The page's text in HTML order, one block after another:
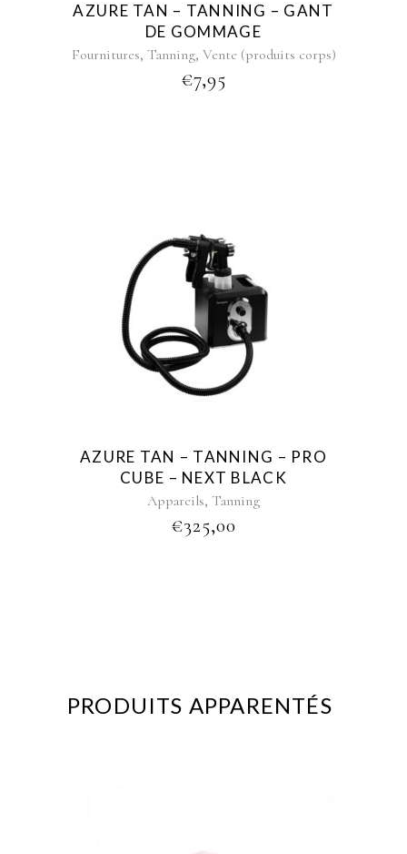
AZURE TAN – TANNING – GANT
DE GOMMAGE
Fournitures, Tanning, Vente (produits corps)
€7,95
AZURE TAN – TANNING – PRO
CUBE – NEXT BLACK
Appareils, Tanning
€325,00
PRODUITS APPARENTÉS